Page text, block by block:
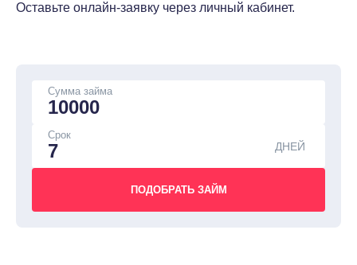
Оставьте онлайн-заявку через личный кабинет.
Сумма займа
Срок
ДНЕЙ